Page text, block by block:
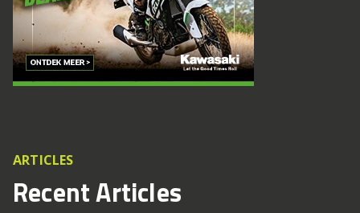
ARTICLES
Recent Articles